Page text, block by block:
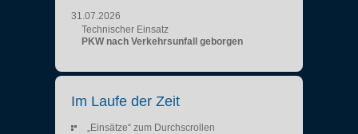
31.07.2026
Technischer Einsatz
PKW nach Verkehrsunfall geborgen
Im Laufe der Zeit
„Einsätze“ zum Durchscrollen